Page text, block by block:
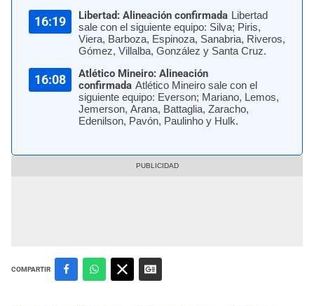
16:19 Libertad: Alineación confirmada Libertad
sale con el siguiente equipo: Silva; Piris,
Viera, Barboza, Espinoza, Sanabria, Riveros,
Gómez, Villalba, González y Santa Cruz.
16:08
Atlético Mineiro: Alineación
confirmada Atlético Mineiro sale con el
siguiente equipo: Everson; Mariano, Lemos,
Jemerson, Arana, Battaglia, Zaracho,
Edenilson, Pavón, Paulinho y Hulk.
COMPARTIR